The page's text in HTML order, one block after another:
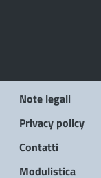
Note legali
Privacy policy
Contatti
Modulistica